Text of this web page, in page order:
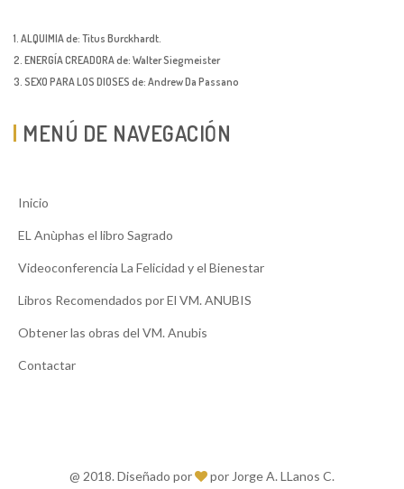
1. ALQUIMIA de: Titus Burckhardt.
2. ENERGÍA CREADORA de: Walter Siegmeister
3. SEXO PARA LOS DIOSES de: Andrew Da Passano
MENÚ DE NAVEGACIÓN
Inicio
EL Anùphas el libro Sagrado
Videoconferencia La Felicidad y el Bienestar
Libros Recomendados por El VM. ANUBIS
Obtener las obras del VM. Anubis
Contactar
@ 2018. Diseñado por por Jorge A. LLanos C.